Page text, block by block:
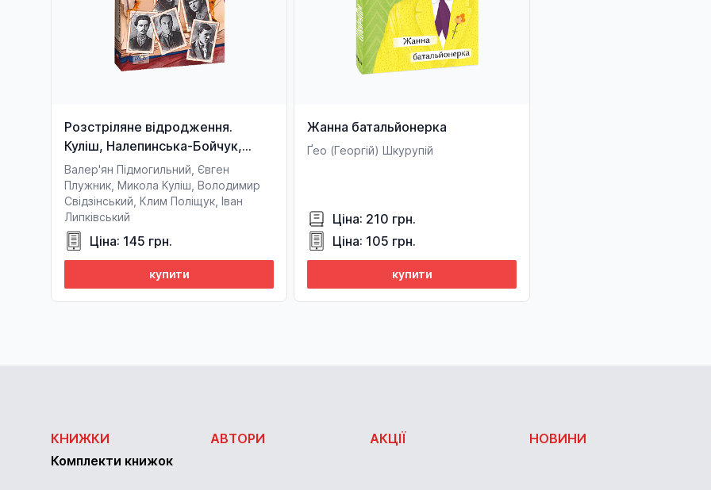
Розстріляне відродження.
Куліш, Налепинська-Бойчук,
Підмогильний, Падалка,
Плужник, К. Поліщук,
Свідзінський
Валер'ян Підмогильний, Євген
Плужник, Микола Куліш, Володимир
Свідзінський, Клим Поліщук, Іван
Липківський
Ціна: 145 грн.
купити
Жанна батальйонерка
Ґео (Георгій) Шкурупій
Ціна: 210 грн.
Ціна: 105 грн.
купити
КНИЖКИ
Комплекти книжок
АВТОРИ АКЦІЇ НОВИНИ